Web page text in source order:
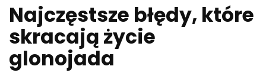
Najczęstsze błędy, które
skracają życie
glonojada